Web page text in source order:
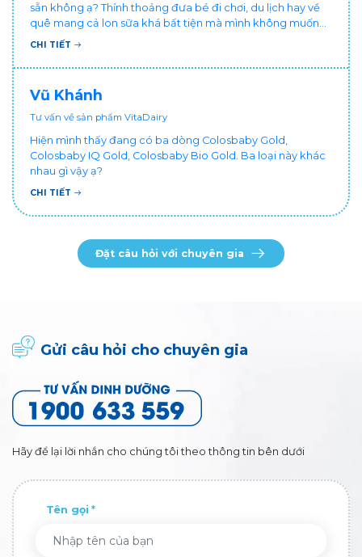
sẵn không ạ? Thỉnh thoảng đưa bé đi chơi, du lịch hay về
quê mang cả lon sữa khá bất tiện mà mình không muốn
đổi cho bé dùng sữa tươi hộp khác sợ bé nạ sữa ảnh
CHI TIẾT
Vũ Khánh
Tư vấn về sản phẩm VitaDairy
Hiện mình thấy đang có ba dòng Colosbaby Gold,
Colosbaby IQ Gold, Colosbaby Bio Gold. Ba loại này khác
nhau gì vậy ạ?
CHI TIẾT
Đặt câu hỏi với chuyên gia
Gửi câu hỏi cho chuyên gia
Hãy để lại lời nhắn cho chúng tôi theo thông tin bên dưới
Tên gọi